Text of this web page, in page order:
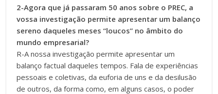
2-Agora que já passaram 50 anos sobre o PREC, a
vossa investigação permite apresentar um balanço
sereno daqueles meses “loucos” no âmbito do
mundo empresarial?
R-A nossa investigação permite apresentar um
balanço factual daqueles tempos. Fala de experiências
pessoais e coletivas, da euforia de uns e da desilusão
de outros, da forma como, em alguns casos, o poder